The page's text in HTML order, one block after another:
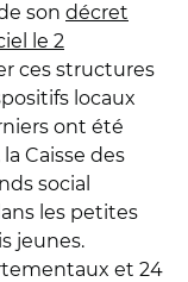
son décret
le 2
ces structures
locaux
ont été
Caisse des
social
les petites
jeunes.
et 24